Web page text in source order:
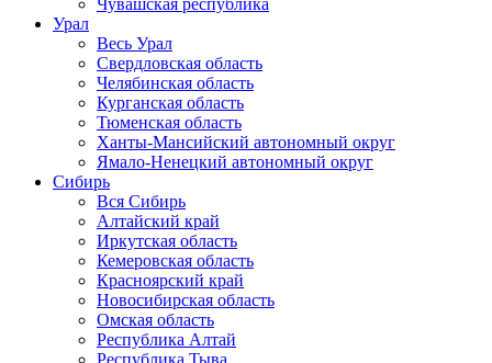
Чувашская республика
Урал
Весь Урал
Свердловская область
Челябинская область
Курганская область
Тюменская область
Ханты-Мансийский автономный округ
Ямало-Ненецкий автономный округ
Сибирь
Вся Сибирь
Алтайский край
Иркутская область
Кемеровская область
Красноярский край
Новосибирская область
Омская область
Республика Алтай
Республика Тыва